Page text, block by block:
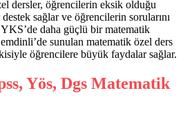
dersler, öğrencilerin eksik olduğu
sağlar ve öğrencilerin sorularını
daha güçlü bir matematik
sunulan matematik özel ders
öğrencilere büyük faydalar sağlar.
Yös, Dgs Matematik